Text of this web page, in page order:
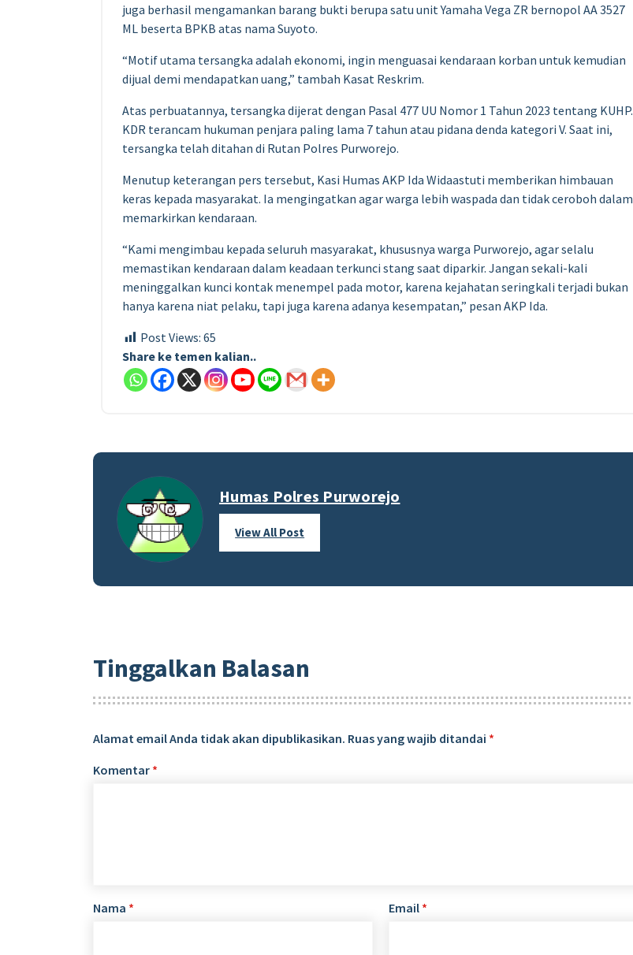
juga berhasil mengamankan barang bukti berupa satu unit Yamaha Vega ZR bernopol AA 3527
ML beserta BPKB atas nama Suyoto.
“Motif utama tersangka adalah ekonomi, ingin menguasai kendaraan korban untuk kemudian
dijual demi mendapatkan uang,” tambah Kasat Reskrim.
Atas perbuatannya, tersangka dijerat dengan Pasal 477 UU Nomor 1 Tahun 2023 tentang KUHP.
KDR terancam hukuman penjara paling lama 7 tahun atau pidana denda kategori V. Saat ini,
tersangka telah ditahan di Rutan Polres Purworejo.
Menutup keterangan pers tersebut, Kasi Humas AKP Ida Widaastuti memberikan himbauan
keras kepada masyarakat. Ia mengingatkan agar warga lebih waspada dan tidak ceroboh dalam
memarkirkan kendaraan.
“Kami mengimbau kepada seluruh masyarakat, khususnya warga Purworejo, agar selalu
memastikan kendaraan dalam keadaan terkunci stang saat diparkir. Jangan sekali-kali
meninggalkan kunci kontak menempel pada motor, karena kejahatan seringkali terjadi bukan
hanya karena niat pelaku, tapi juga karena adanya kesempatan,” pesan AKP Ida.
Post Views: 65
Share ke temen kalian..
Humas Polres Purworejo
View All Post
Tinggalkan Balasan
Alamat email Anda tidak akan dipublikasikan. Ruas yang wajib ditandai *
Komentar *
Nama * Email *